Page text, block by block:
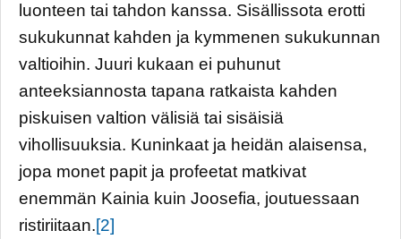
luonteen tai tahdon kanssa. Sisällissota erotti
sukukunnat kahden ja kymmenen sukukunnan
valtioihin. Juuri kukaan ei puhunut
anteeksiannosta tapana ratkaista kahden
piskuisen valtion välisiä tai sisäisiä
vihollisuuksia. Kuninkaat ja heidän alaisensa,
jopa monet papit ja profeetat matkivat
enemmän Kainia kuin Joosefia, joutuessaan
ristiriitaan.[2]